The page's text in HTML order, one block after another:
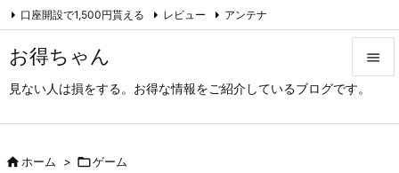
お得ちゃん
見ない人は損をする。お得な情報をご紹介しているブログです。

口座開設で1,500円貰える レビュー アンテナ
アーカイブ（旧サイト）
ホーム > ゲーム